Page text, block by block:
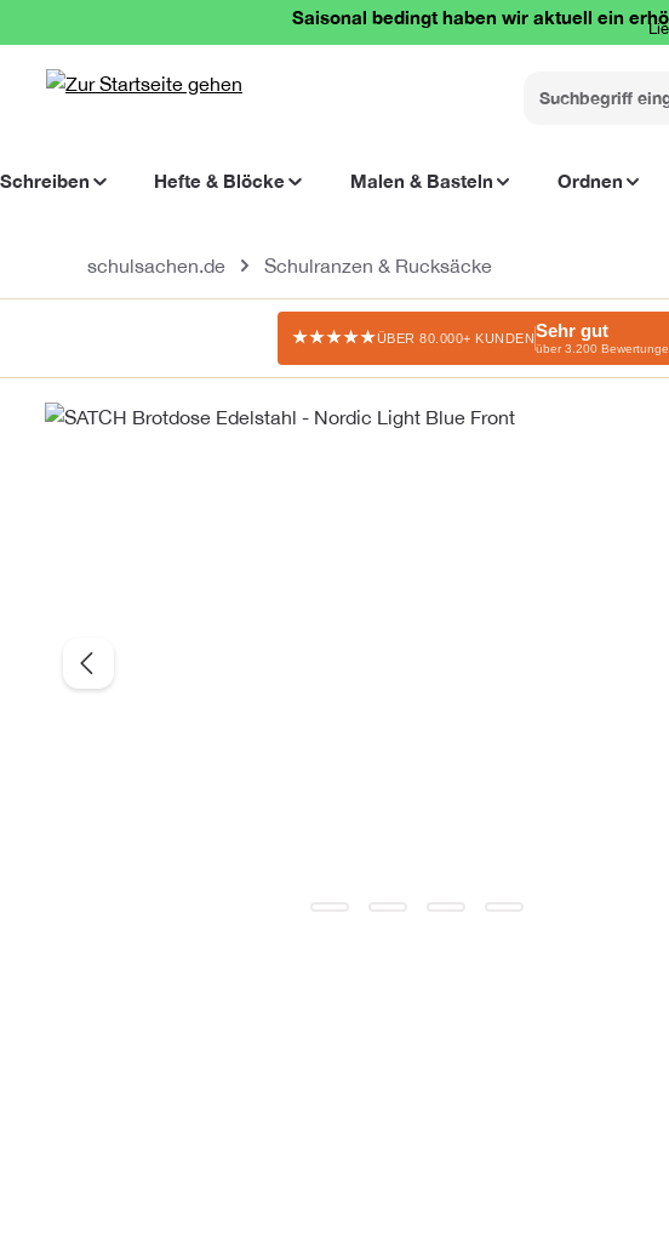
Zur Hauptnavigation springenSaisonal bedingt haben wir aktuell ein
Schreiben Hefte & Blöcke Malen & Basteln Ordnen
schulsachen.de Schulranzen & Rucksäcke
★★★★★ÜBER 80.000+ KUNDENSehr gut
über 3.200
Bildergalerie überspringen